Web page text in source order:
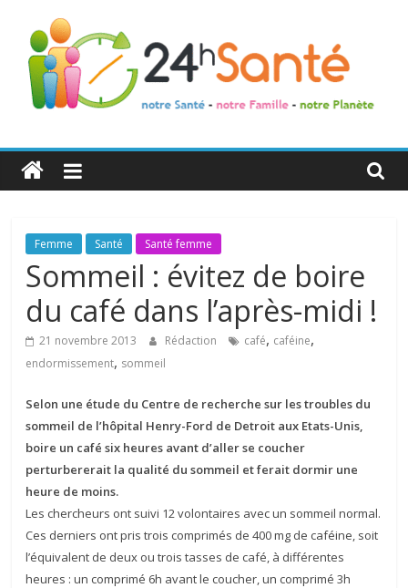
24h
Santé
La
santé
de
toute
famille
Femme Santé Santé femme
Sommeil : évitez de boire
du café dans l’après-midi !
21 novembre 2013 Rédaction café, caféine,
endormissement, sommeil
Selon une étude du Centre de recherche sur les troubles du
sommeil de l’hôpital Henry-Ford de Detroit aux Etats-Unis,
boire un café six heures avant d’aller se coucher
perturbererait la qualité du sommeil et ferait dormir une
heure de moins.
Les chercheurs ont suivi 12 volontaires avec un sommeil normal.
Ces derniers ont pris trois comprimés de 400 mg de caféine, soit
l’équivalent de deux ou trois tasses de café, à différentes
heures : un comprimé 6h avant le coucher, un comprimé 3h